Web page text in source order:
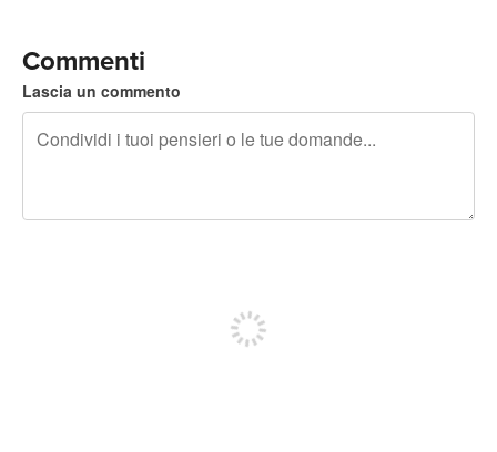
Commenti
Lascia un commento